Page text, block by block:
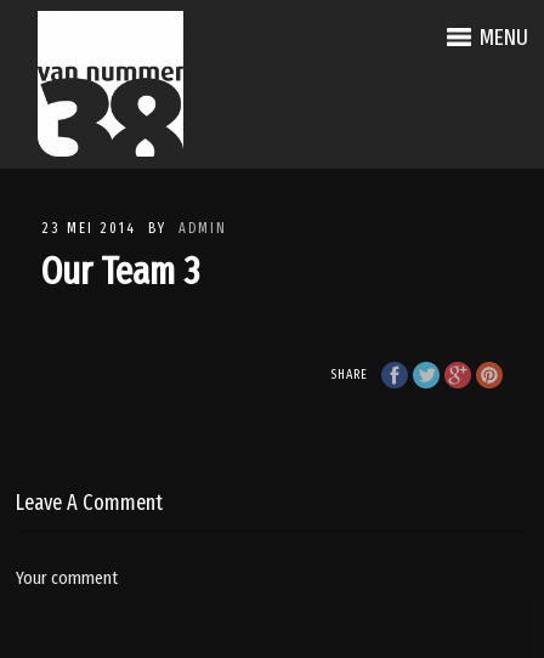
MENU
23 MEI 2014 BY ADMIN
Our Team 3
SHARE
Leave A Comment
Your comment